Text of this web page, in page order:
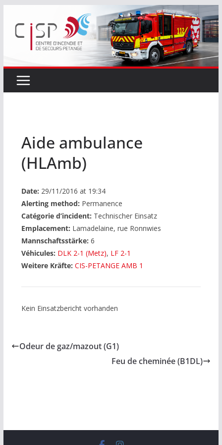
contenu
Aide ambulance
(HLAmb)
Date: 29/11/2016 at 19:34
Alerting method: Permanence
Catégorie d’incident: Technischer Einsatz
Emplacement: Lamadelaine, rue Ronnwies
Mannschaftsstärke: 6
Véhicules: DLK 2-1 (Metz), LF 2-1
Weitere Kräfte: CIS-PETANGE AMB 1
Kein Einsatzbericht vorhanden
Odeur de gaz/mazout (G1)
Feu de cheminée (B1DL)